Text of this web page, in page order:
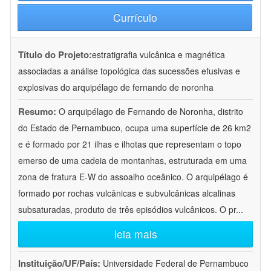
Currículo
Título do Projeto:estratigrafia vulcânica e magnética
associadas a análise topológica das sucessões efusivas e
explosivas do arquipélago de fernando de noronha
Resumo: O arquipélago de Fernando de Noronha, distrito
do Estado de Pernambuco, ocupa uma superfície de 26 km2
e é formado por 21 ilhas e ilhotas que representam o topo
emerso de uma cadeia de montanhas, estruturada em uma
zona de fratura E-W do assoalho oceânico. O arquipélago é
formado por rochas vulcânicas e subvulcânicas alcalinas
subsaturadas, produto de três episódios vulcânicos. O pr...
leia mais
Instituição/UF/País: Universidade Federal de Pernambuco